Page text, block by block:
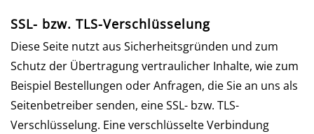
SSL- bzw. TLS-Verschlüsselung
Diese Seite nutzt aus Sicherheitsgründen und zum
Schutz der Übertragung vertraulicher Inhalte, wie zum
Beispiel Bestellungen oder Anfragen, die Sie an uns als
Seitenbetreiber senden, eine SSL- bzw. TLS-
Verschlüsselung. Eine verschlüsselte Verbindung